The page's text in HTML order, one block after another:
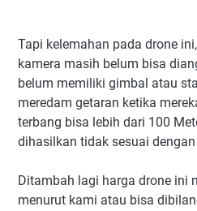
Tapi kelemahan pada drone
kamera masih belum bisa
belum memiliki gimbal atau
meredam getaran ketika
terbang bisa lebih dari 100
dihasilkan tidak sesuai
Ditambah lagi harga drone ini
menurut kami atau bisa